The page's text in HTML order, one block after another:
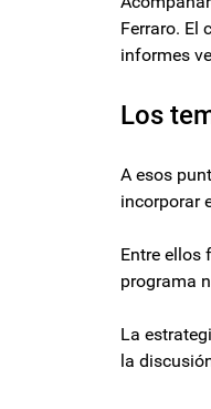
Ferraro. El
informes
Los
A esos
incorporar
Entre ellos
programa
La
la